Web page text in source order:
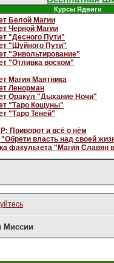
Курсы Ядвиги
Белой Магии
Черной Магии
"Десного Пути"
"Шуйного Пути"
"Энвольтирование"
"Отливка воском"
Магия Маятника
Ленорман
Оракул "Дыхание Ночи"
"Таро Кощуны"
"Таро Теней"
Приворот и всё о нём
"Обрети власть над своей
факультета "Магия Славян
Миссии